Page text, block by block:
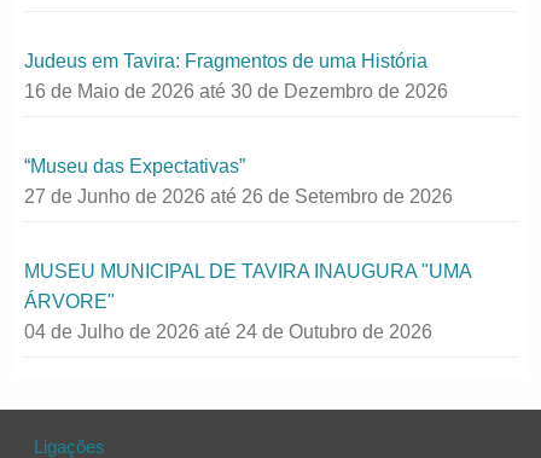
Judeus em Tavira: Fragmentos de uma História
16 de Maio de 2026 até 30 de Dezembro de 2026
“Museu das Expectativas”
27 de Junho de 2026 até 26 de Setembro de 2026
MUSEU MUNICIPAL DE TAVIRA INAUGURA "UMA
ÁRVORE"
04 de Julho de 2026 até 24 de Outubro de 2026
Ligações